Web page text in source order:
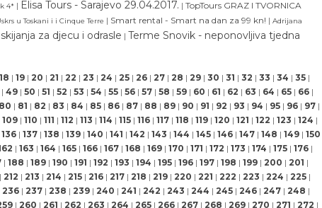
4* | Elisa Tours - Sarajevo 29.04.2017. | TopTours GRAZ I TVORNICA
u Toskani i i Cinque Terre | Smart rental - Smart na dan za 99 kn! | Adrijana
za djecu i odrasle | Terme Snovik - neponovljiva tjedna
18 | 19 | 20 | 21 | 22 | 23 | 24 | 25 | 26 | 27 | 28 | 29 | 30 | 31 | 32 | 33 | 34 | 35 |
| 49 | 50 | 51 | 52 | 53 | 54 | 55 | 56 | 57 | 58 | 59 | 60 | 61 | 62 | 63 | 64 | 65 | 66 |
80 | 81 | 82 | 83 | 84 | 85 | 86 | 87 | 88 | 89 | 90 | 91 | 92 | 93 | 94 | 95 | 96 | 97 |
109 | 110 | 111 | 112 | 113 | 114 | 115 | 116 | 117 | 118 | 119 | 120 | 121 | 122 | 123 | 124 |
136 | 137 | 138 | 139 | 140 | 141 | 142 | 143 | 144 | 145 | 146 | 147 | 148 | 149 | 150
| 163 | 164 | 165 | 166 | 167 | 168 | 169 | 170 | 171 | 172 | 173 | 174 | 175 | 176 |
| 188 | 189 | 190 | 191 | 192 | 193 | 194 | 195 | 196 | 197 | 198 | 199 | 200 | 201 |
| 212 | 213 | 214 | 215 | 216 | 217 | 218 | 219 | 220 | 221 | 222 | 223 | 224 | 225 |
236 | 237 | 238 | 239 | 240 | 241 | 242 | 243 | 244 | 245 | 246 | 247 | 248 |
| 260 | 261 | 262 | 263 | 264 | 265 | 266 | 267 | 268 | 269 | 270 | 271 | 272 |